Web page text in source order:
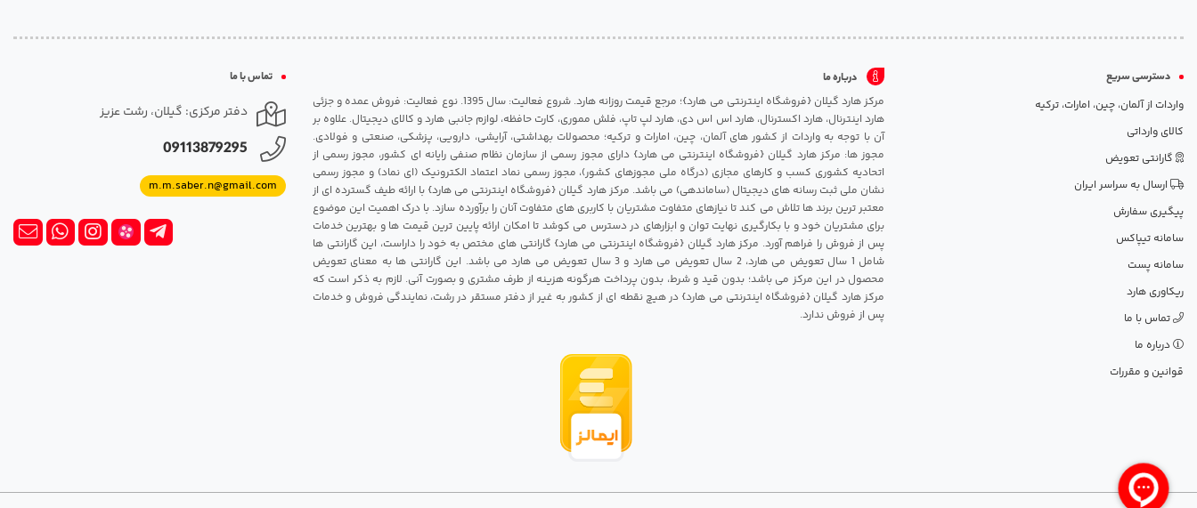
دسترسی سریع
واردات از آلمان، چین، امارات، ترکیه
کالای وارداتی
گارانتی تعویض
ارسال به سراسر ایران
پیگیری سفارش
سامانه تیپاکس
سامانه پست
ریکاوری هارد
تماس با ما
درباره ما
قوانین و مقررات
درباره ما
مرکز هارد گیلان {فروشگاه اینترنتی می هارد}؛ مرجع قیمت روزانه هارد. شروع فعالیت: سال 1395. نوع فعالیت: فروش عمده و جزئی
هارد اینترنال، هارد اکسترنال، هارد اس اس دی، هارد لپ تاپ، فلش مموری، کارت حافظه، لوازم جانبی هارد و کالای دیجیتال. علاوه بر
آن با توجه به واردات از کشور های آلمان، چین، امارات و ترکیه؛ محصولات بهداشتی، آرایشی، دارویی، پزشکی، صنعتی و فولادی.
مجوز ها: مرکز هارد گیلان {فروشگاه اینترنتی می هارد} دارای مجوز رسمی از سازمان نظام صنفی رایانه ای کشور، مجوز رسمی از
اتحادیه کشوری کسب و کارهای مجازی (درگاه ملی مجوزهای کشور)، مجوز رسمی نماد اعتماد الکترونیک (ای نماد) و مجوز رسمی
نشان ملی ثبت رسانه های دیجیتال (ساماندهی) می باشد. مرکز هارد گیلان {فروشگاه اینترنتی می هارد} با ارائه طیف گسترده ای از
معتبر ترین برند ها تلاش می کند تا نیازهای متفاوت مشتریان با کاربری های متفاوت آنان را برآورده سازد. با درک اهمیت این موضوع
برای مشتریان خود و با بکارگیری نهایت توان و ابزارهای در دسترس می کوشد تا امکان ارائه پایین ترین قیمت ها و بهترین خدمات
پس از فروش را فراهم آورد. مرکز هارد گیلان {فروشگاه اینترنتی می هارد} گارانتی های مختص به خود را داراست، این گارانتی ها
شامل 1 سال تعویض می هارد، 2 سال تعویض می هارد و 3 سال تعویض می هارد می باشد. این گارانتی ها به معنای تعویض
محصول در این مرکز می باشد؛ بدون قید و شرط، بدون پرداخت هرگونه هزینه از طرف مشتری و بصورت آنی. لازم به ذکر است که
مرکز هارد گیلان {فروشگاه اینترنتی می هارد} در هیچ نقطه ای از کشور به غیر از دفتر مستقر در رشت، نمایندگی فروش و خدمات
پس از فروش ندارد.
تماس با ما
دفتر مرکزی: گیلان، رشت عزیز
09113879295
m.m.saber.n@gmail.com